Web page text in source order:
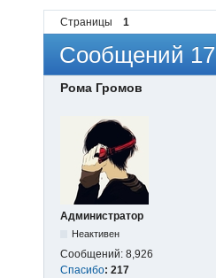
Страницы 1
Сообщений 17
Рома Громов
Администратор
Неактивен
Сообщений: 8,926
Спасибо: 217